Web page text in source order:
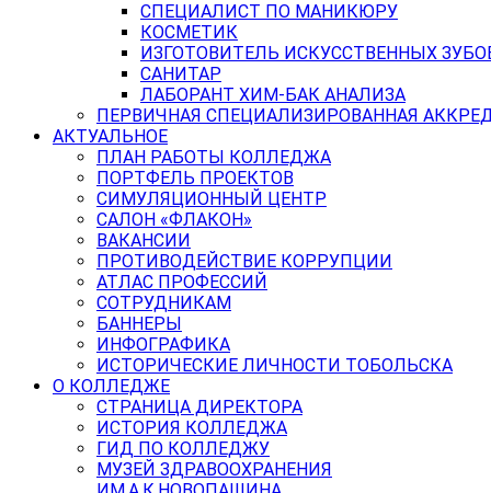
СПЕЦИАЛИСТ ПО МАНИКЮРУ
КОСМЕТИК
ИЗГОТОВИТЕЛЬ ИСКУССТВЕННЫХ
САНИТАР
ЛАБОРАНТ ХИМ-БАК АНАЛИЗА
ПЕРВИЧНАЯ СПЕЦИАЛИЗИРОВАННАЯ
АКТУАЛЬНОЕ
ПЛАН РАБОТЫ КОЛЛЕДЖА
ПОРТФЕЛЬ ПРОЕКТОВ
СИМУЛЯЦИОННЫЙ ЦЕНТР
САЛОН «ФЛАКОН»
ВАКАНСИИ
ПРОТИВОДЕЙСТВИЕ КОРРУПЦИИ
АТЛАС ПРОФЕССИЙ
СОТРУДНИКАМ
БАННЕРЫ
ИНФОГРАФИКА
ИСТОРИЧЕСКИЕ ЛИЧНОСТИ ТОБОЛЬСКА
О КОЛЛЕДЖЕ
СТРАНИЦА ДИРЕКТОРА
ИСТОРИЯ КОЛЛЕДЖА
ГИД ПО КОЛЛЕДЖУ
МУЗЕЙ ЗДРАВООХРАНЕНИЯ